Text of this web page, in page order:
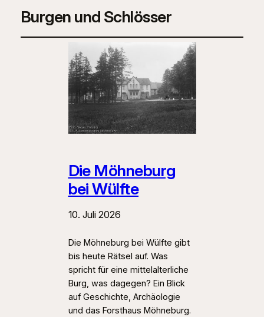
Burgen und Schlösser
Die Möhneburg
bei Wülfte
10. Juli 2026
Die Möhneburg bei Wülfte gibt
bis heute Rätsel auf. Was
spricht für eine mittelalterliche
Burg, was dagegen? Ein Blick
auf Geschichte, Archäologie
und das Forsthaus Möhneburg.